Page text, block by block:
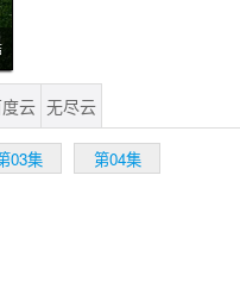
云 无尽云
03集 第04集